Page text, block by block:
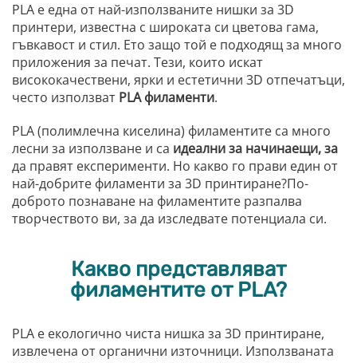
PLA е една от най-използваните нишки за 3D
принтери, известна с широката си цветова гама,
гъвкавост и стил. Ето защо той е подходящ за много
приложения за печат. Тези, които искат
висококачествени, ярки и естетични 3D отпечатъци,
често използват PLA филаменти.
PLA (полимлечна киселина) филаментите са много
лесни за използване и са идеални за начинаещи, за
да правят експерименти. Но какво го прави един от
най-добрите филаменти за 3D принтиране?По-
доброто познаване на филаментите разпалва
творчеството ви, за да изследвате потенциала си.
Какво представляват
филаментите от PLA?
PLA е екологично чиста нишка за 3D принтиране,
извлечена от органични източници. Използваната